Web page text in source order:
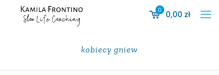
0 0,00 zł
kobiecy gniew